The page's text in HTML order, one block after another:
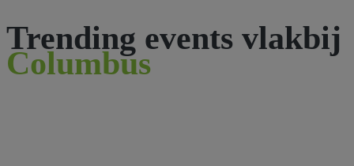
Trending events vlakbij
Columbus